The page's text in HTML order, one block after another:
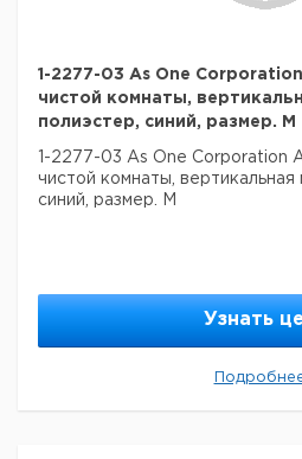
1-2277-03 As One
чистой комнаты,
полиэстер, синий, размер. M
1-2277-03 As One Corporation
чистой комнаты, вертикальная
синий, размер. M
Узнать